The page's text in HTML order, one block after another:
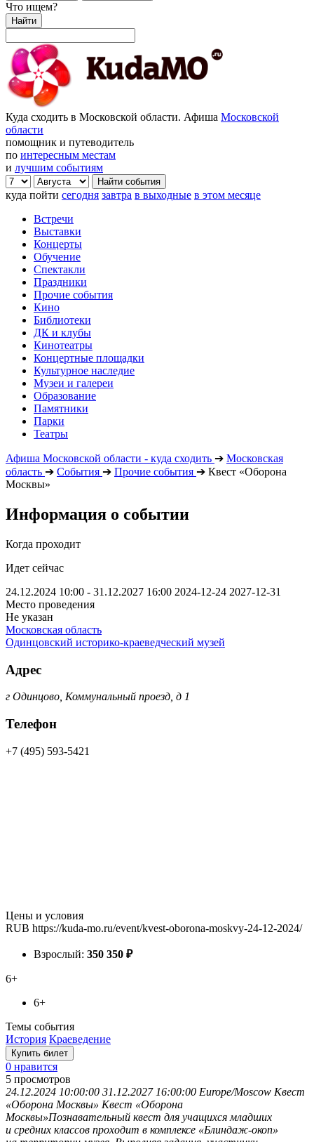
Что ищем?
Найти
Куда сходить в Московской области. Афиша Московской
области
помощник и путеводитель
по интересным местам
и лучшим событиям
куда пойти сегодня завтра в выходные в этом месяце
Встречи
Выставки
Концерты
Обучение
Спектакли
Праздники
Прочие события
Кино
Библиотеки
ДК и клубы
Кинотеатры
Концертные площадки
Культурное наследие
Музеи и галереи
Образование
Памятники
Парки
Театры
Афиша Московской области - куда сходить ➔ Московская
область ➔ События ➔ Прочие события ➔ Квест «Оборона
Москвы»
Информация о событии
Когда проходит
Идет сейчас
24.12.2024 10:00 - 31.12.2027 16:00 2024-12-24 2027-12-31
Место проведения
Не указан
Московская область
Одинцовский историко-краеведческий музей
Адрес
г Одинцово, Коммунальный проезд, д 1
Телефон
+7 (495) 593-5421
Цены и условия
RUB https://kuda-mo.ru/event/kvest-oborona-moskvy-24-12-2024/
Взрослый: 350 350 ₽
6+
6+
Темы события
История Краеведение
Купить билет
0 нравится
5 просмотров
24.12.2024 10:00:00 31.12.2027 16:00:00 Europe/Moscow Квест
«Оборона Москвы» Квест «Оборона
Москвы»Познавательный квест для учащихся младших
и средних классов проходит в комплексе «Блиндаж-окоп»